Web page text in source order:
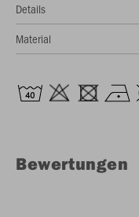
Details
Material
Bewertungen